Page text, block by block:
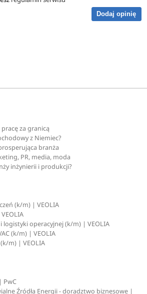
Dodaj opinię
za granicą
z Niemiec?
branża
PR, media, moda
inżynierii i produkcji?
(k/m) | VEOLIA
logistyki operacyjnej (k/m) | VEOLIA
(k/m) | VEOLIA
m) | VEOLIA
PwC
Źródła Energii - doradztwo biznesowe |